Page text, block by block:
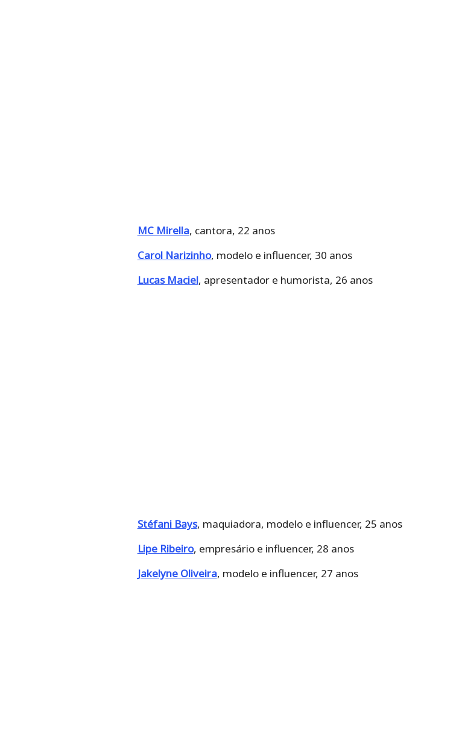
MC Mirella, cantora, 22 anos
Carol Narizinho, modelo e influencer, 30 anos
Lucas Maciel, apresentador e humorista, 26 anos
Stéfani Bays, maquiadora, modelo e influencer, 25 anos
Lipe Ribeiro, empresário e influencer, 28 anos
Jakelyne Oliveira, modelo e influencer, 27 anos